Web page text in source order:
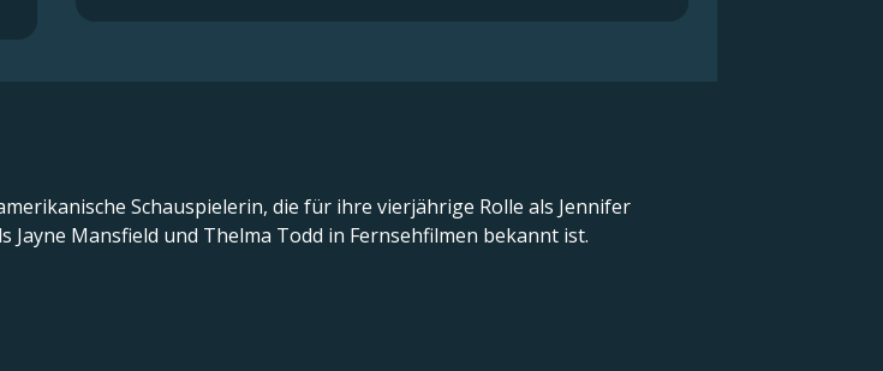
Schauspielerin, die für ihre vierjährige Rolle als Jennifer
Jayne Mansfield und Thelma Todd in Fernsehfilmen bekannt ist.